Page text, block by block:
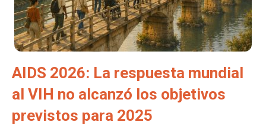
AIDS 2026: La respuesta mundial
al VIH no alcanzó los objetivos
previstos para 2025